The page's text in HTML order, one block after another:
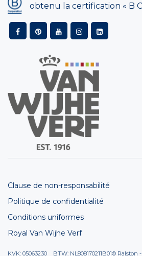
obtenu la certification « B
Clause de non-responsabilité
Politique de confidentialité
Conditions uniformes
Royal Van Wijhe Verf
KVK: 05063230 BTW: NL808170211B01© Ralston